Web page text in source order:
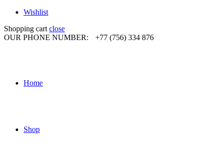
Wishlist
Shopping cart close
OUR PHONE NUMBER:
+77 (756) 334 876
Home
Shop